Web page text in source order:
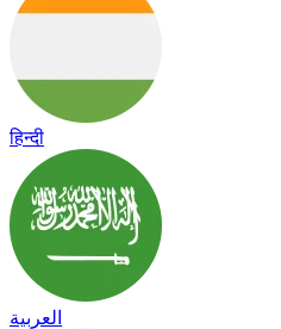
हिन्दी
العربية